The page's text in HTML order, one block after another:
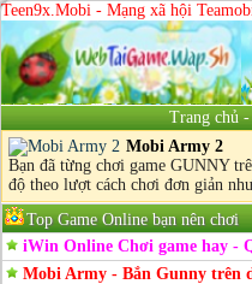
Teen9x.Mobi - Mạng xã hội
Trang chủ
Mobi Army 2
Bạn đã từng chơi game GUNNY
độ theo lượt cách chơi đơn giản
Top Game Online bạn nên chơi
iWin Online Chơi game hay -
Mobi Army - Bắn Gunny trên